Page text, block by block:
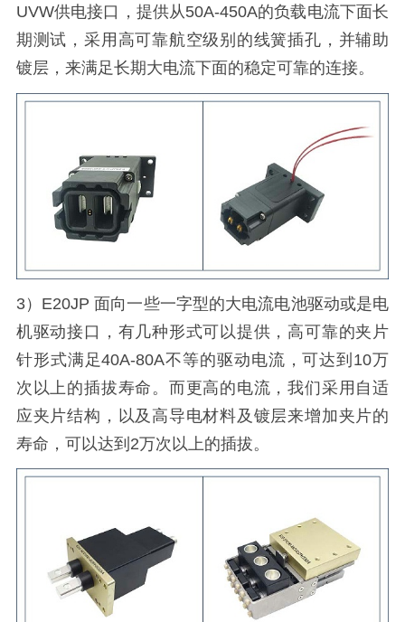
UVW供电接口，提供从50A-450A的负载电流下面长
期测试，采用高可靠航空级别的线簧插孔，并辅助
镀层，来满足长期大电流下面的稳定可靠的连接。
3）E20JP 面向一些一字型的大电流电池驱动或是电
机驱动接口，有几种形式可以提供，高可靠的夹片
针形式满足40A-80A不等的驱动电流，可达到10万
次以上的插拔寿命。而更高的电流，我们采用自适
应夹片结构，以及高导电材料及镀层来增加夹片的
寿命，可以达到2万次以上的插拔。